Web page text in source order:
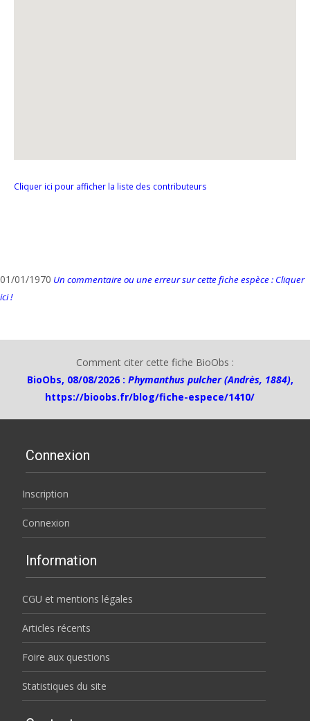
Cliquer ici pour afficher la liste des contributeurs
01/01/1970 Un commentaire ou une erreur sur cette fiche espèce : Cliquer
ici !
Comment citer cette fiche BioObs :
BioObs, 08/08/2026 : Phymanthus pulcher (Andrès, 1884),
https://bioobs.fr/blog/fiche-espece/1410/
Connexion
Inscription
Connexion
Information
CGU et mentions légales
Articles récents
Foire aux questions
Statistiques du site